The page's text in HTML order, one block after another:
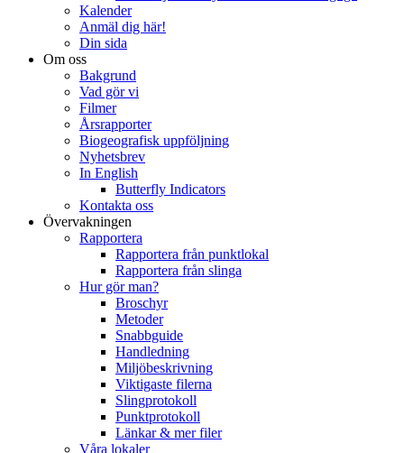
Kalender
Anmäl dig här!
Din sida
Om oss
Bakgrund
Vad gör vi
Filmer
Årsrapporter
Biogeografisk uppföljning
Nyhetsbrev
In English
Butterfly Indicators
Kontakta oss
Övervakningen
Rapportera
Rapportera från punktlokal
Rapportera från slinga
Hur gör man?
Broschyr
Metoder
Snabbguide
Handledning
Miljöbeskrivning
Viktigaste filerna
Slingprotokoll
Punktprotokoll
Länkar & mer filer
Våra lokaler